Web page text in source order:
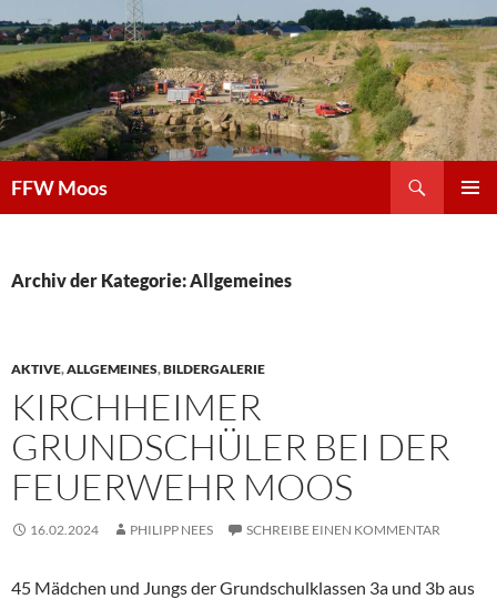
Inhalt
springen
FFW Moos
Archiv der Kategorie: Allgemeines
AKTIVE,ALLGEMEINES,BILDERGALERIE
KIRCHHEIMER
GRUNDSCHÜLER BEI DER
FEUERWEHR MOOS
16.02.2024 PHILIPP NEES SCHREIBE EINEN KOMMENTAR
45 Mädchen und Jungs der Grundschulklassen 3a und 3b aus